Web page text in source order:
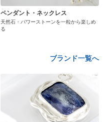
ペンダント・ネックレス
天然石・パワーストーンを一粒から楽しめ
る
ブランド一覧へ